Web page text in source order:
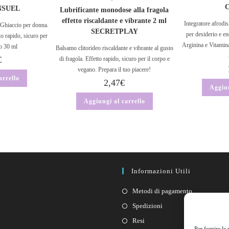
per donna.
rapido, sicuro per
30 ml
Lubrificante monodose alla fragola
effetto riscaldante e vibrante 2 ml
SECRETPLAY
Balsamo clitorideo riscaldante e vibrante al gusto
di fragola. Effetto rapido, sicuro per il corpo e
vegano. Prepara il tuo piacere!
2,47€
Aggiungi al carrello
Integratore
per desiderio e
Arginina e
Informazioni Utili
Metodi di pagamento
Spedizioni
Resi